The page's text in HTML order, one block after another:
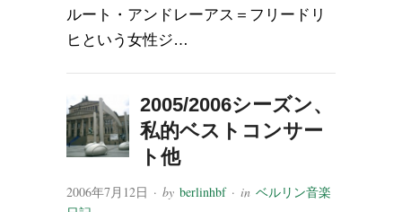
ルート・アンドレーアス＝フリードリ
ヒという女性ジ…
2005/2006シーズン、
私的ベストコンサー
ト他
2006年7月12日 · by berlinhbf· in ベルリン音楽